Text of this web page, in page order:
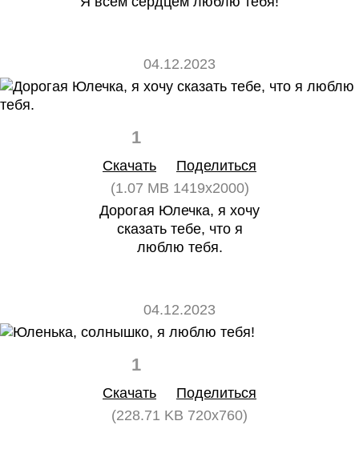
04.12.2023
1
Скачать
Поделиться
(1.07 MB 1419x2000)
Дорогая Юлечка, я хочу
сказать тебе, что я
люблю тебя.
04.12.2023
1
Скачать
Поделиться
(228.71 KB 720x760)